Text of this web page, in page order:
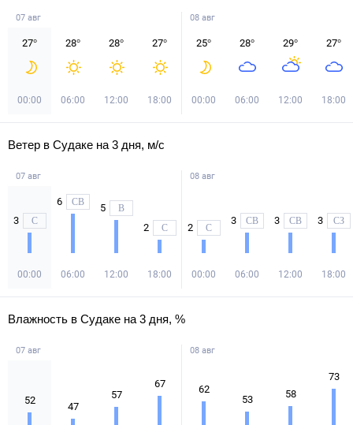
07 авг
27°
00:00
28°
06:00
28°
12:00
27°
18:00
08 авг
25°
00:00
28°
06:00
29°
12:00
27°
18:00
Ветер в Судаке на 3 дня, м/с
07 авг
3 С
00:00
6 СВ
06:00
5 В
12:00
2 С
18:00
08 авг
2 С
00:00
3 СВ
06:00
3 СВ
12:00
3 СЗ
18:00
Влажность в Судаке на 3 дня, %
07 авг
52
47
57
67
08 авг
62
53 58
73